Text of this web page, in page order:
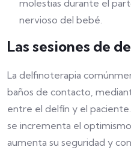
molestias durante el
nervioso del bebé.
Las sesiones de
La delfinoterapia
baños de contacto,
entre el delfín y el
se incrementa el
aumenta su seguridad y